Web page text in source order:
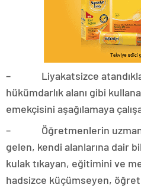
– Liyakatsizce
hükümdarlık alanı gibi
emekçisini aşağılamaya
– Öğretmenlerin
gelen, kendi alanlarına dair
kulak tıkayan, eğitimini ve
hadsizce küçümseyen,